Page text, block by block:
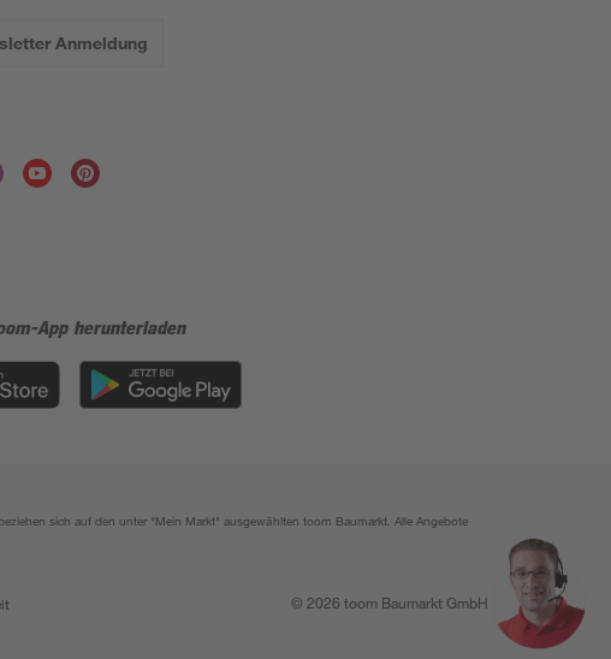
Anmeldung
App herunterladen
sich auf den unter "Mein Markt" ausgewählten toom Baumarkt. Alle Angebote
© 2026 toom Baumarkt GmbH